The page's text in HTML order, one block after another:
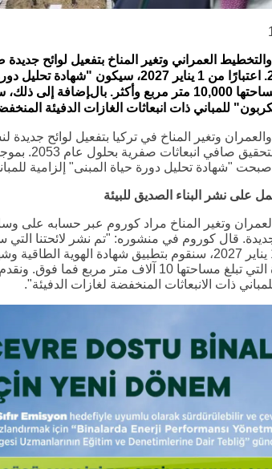
العمراني وتغير المناخ بتفعيل لوائح
الصفري لعام 2053. اعتبارًا من 1 يناير 2027،
الجديدة التي تبلغ مساحتها 10,000 متر مربع وأكثر.
للمباني ذات انبعاثات الغازات الدفيئة
وتغير المناخ في تركيا بتفعيل لوائح جديدة
يتماشى مع هدفها
"شهادة تحليل دورة حياة المبنى" إلزامية
على نشر البناء الصديق للبيئة
وتغير المناخ مراد كوروم عبر حسابه على
قال كوروم في منشوره: "تم نشر لائحتنا التي
للبيئة. اعتبارًا من 1 يناير 2027، سنقوم بتطبيق شهادة
في المباني الجديدة التي تبلغ مساحتها 10 آلاف متر
ذات الانبعاثات المنخفضة لغازات الدفيئة".